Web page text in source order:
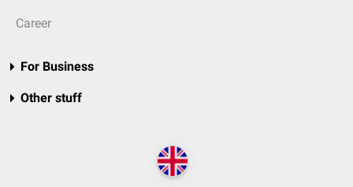
Career
For Business
Other stuff